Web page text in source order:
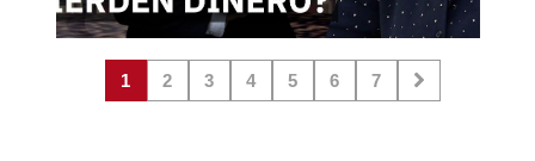
1 2 3 4 5 6 7